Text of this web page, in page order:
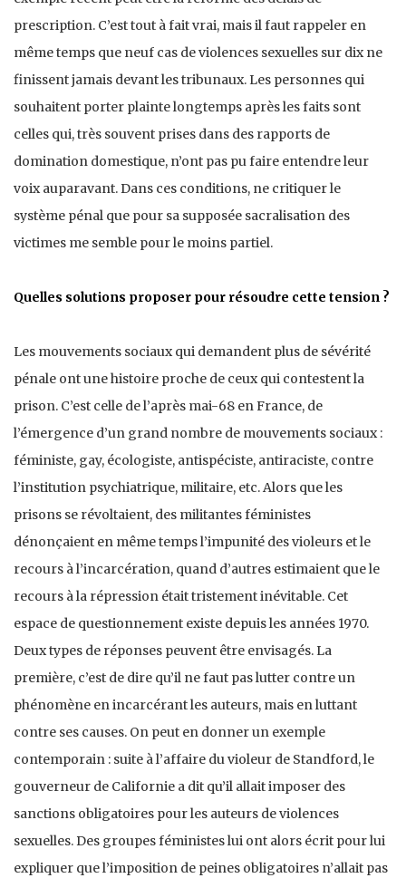
prescription. C’est tout à fait vrai, mais il faut rappeler en
même temps que neuf cas de violences sexuelles sur dix ne
finissent jamais devant les tribunaux. Les personnes qui
souhaitent porter plainte longtemps après les faits sont
celles qui, très souvent prises dans des rapports de
domination domestique, n’ont pas pu faire entendre leur
voix auparavant. Dans ces conditions, ne critiquer le
système pénal que pour sa supposée sacralisation des
victimes me semble pour le moins partiel.
Quelles solutions proposer pour résoudre cette tension ?
Les mouvements sociaux qui demandent plus de sévérité
pénale ont une histoire proche de ceux qui contestent la
prison. C’est celle de l’après mai-68 en France, de
l’émergence d’un grand nombre de mouvements sociaux :
féministe, gay, écologiste, antispéciste, antiraciste, contre
l’institution psychiatrique, militaire, etc. Alors que les
prisons se révoltaient, des militantes féministes
dénonçaient en même temps l’impunité des violeurs et le
recours à l’incarcération, quand d’autres estimaient que le
recours à la répression était tristement inévitable. Cet
espace de questionnement existe depuis les années 1970.
Deux types de réponses peuvent être envisagés. La
première, c’est de dire qu’il ne faut pas lutter contre un
phénomène en incarcérant les auteurs, mais en luttant
contre ses causes. On peut en donner un exemple
contemporain : suite à l’affaire du violeur de Standford, le
gouverneur de Californie a dit qu’il allait imposer des
sanctions obligatoires pour les auteurs de violences
sexuelles. Des groupes féministes lui ont alors écrit pour lui
expliquer que l’imposition de peines obligatoires n’allait pas